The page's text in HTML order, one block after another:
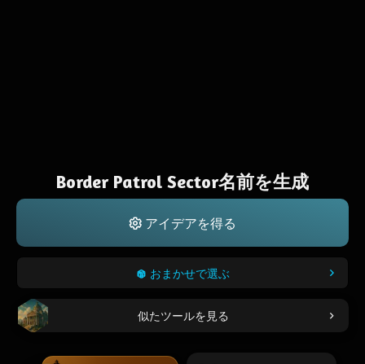
Border Patrol Sector名前を生成
アイデアを得る
おまかせで選ぶ
似たツールを見る